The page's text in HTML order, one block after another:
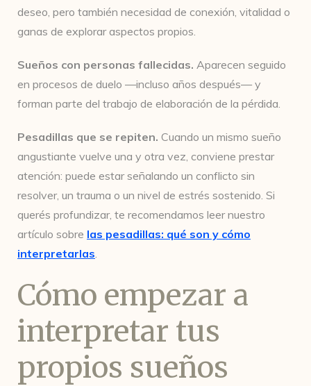
deseo, pero también necesidad de conexión, vitalidad o
ganas de explorar aspectos propios.
Sueños con personas fallecidas. Aparecen seguido
en procesos de duelo —incluso años después— y
forman parte del trabajo de elaboración de la pérdida.
Pesadillas que se repiten. Cuando un mismo sueño
angustiante vuelve una y otra vez, conviene prestar
atención: puede estar señalando un conflicto sin
resolver, un trauma o un nivel de estrés sostenido. Si
querés profundizar, te recomendamos leer nuestro
artículo sobre las pesadillas: qué son y cómo
interpretarlas.
Cómo empezar a
interpretar tus
propios sueños